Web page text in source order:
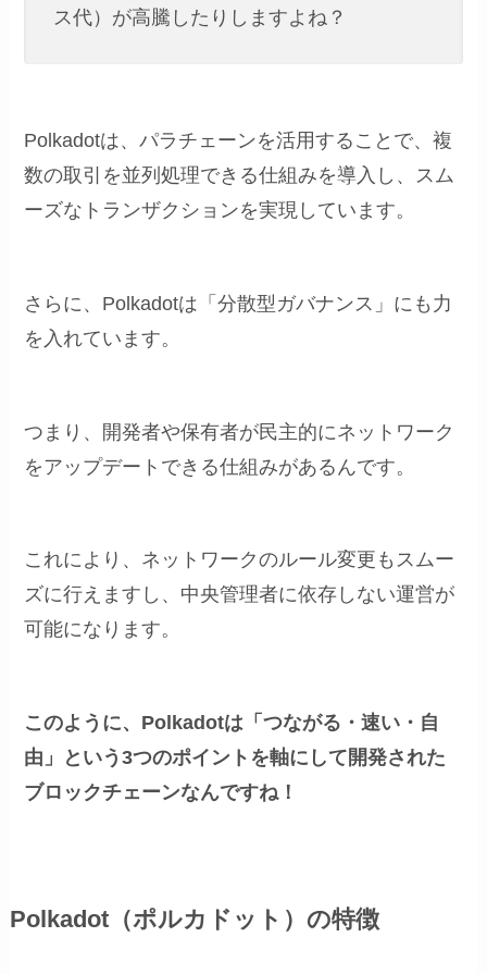
ス代）が高騰したりしますよね？
Polkadotは、パラチェーンを活用することで、複
数の取引を並列処理できる仕組みを導入し、スム
ーズなトランザクションを実現しています。
さらに、Polkadotは「分散型ガバナンス」にも力
を入れています。
つまり、開発者や保有者が民主的にネットワーク
をアップデートできる仕組みがあるんです。
これにより、ネットワークのルール変更もスムー
ズに行えますし、中央管理者に依存しない運営が
可能になります。
このように、Polkadotは「つながる・速い・自
由」という3つのポイントを軸にして開発された
ブロックチェーンなんですね！
Polkadot（ポルカドット）の特徴